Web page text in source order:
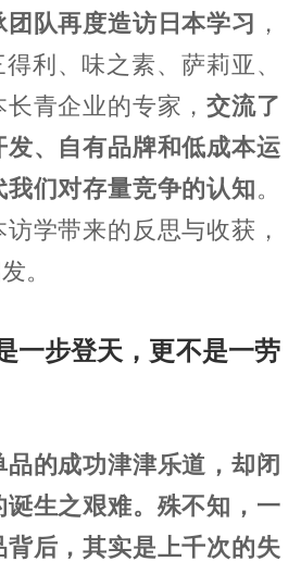
队再度造访日本学习
，
利、味之素、萨莉亚、
青企业的专家，交流了
发、自有品牌和低成本运
们对存量竞争的认知。
学带来的反思与收获，
。
一步登天，更不是一劳
品的成功津津乐道，却闭
生之艰难。殊不知， 一
背后，其实是上千次的失